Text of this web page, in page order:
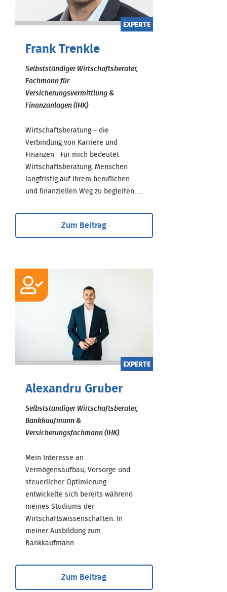
EXPERTE
Frank Trenkle
Selbstständiger Wirtschaftsberater,
Fachmann für
Versicherungsvermittlung &
Finanzanlagen (IHK)
Wirtschaftsberatung – die
Verbindung von Karriere und
Finanzen Für mich bedeutet
Wirtschaftsberatung, Menschen
langfristig auf ihrem beruflichen
und finanziellen Weg zu begleiten. ...
Zum Beitrag
EXPERTE
Alexandru Gruber
Selbstständiger Wirtschaftsberater,
Bankkaufmann &
Versicherungsfachmann (IHK)
Mein Interesse an
Vermögensaufbau, Vorsorge und
steuerlicher Optimierung
entwickelte sich bereits während
meines Studiums der
Wirtschaftswissenschaften. In
meiner Ausbildung zum
Bankkaufmann ...
Zum Beitrag